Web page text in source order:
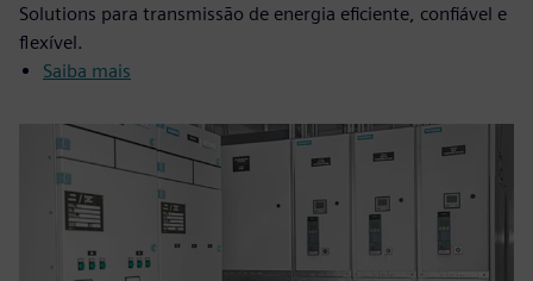
Solutions para transmissão de energia eficiente, confiável e
flexível.
Saiba mais